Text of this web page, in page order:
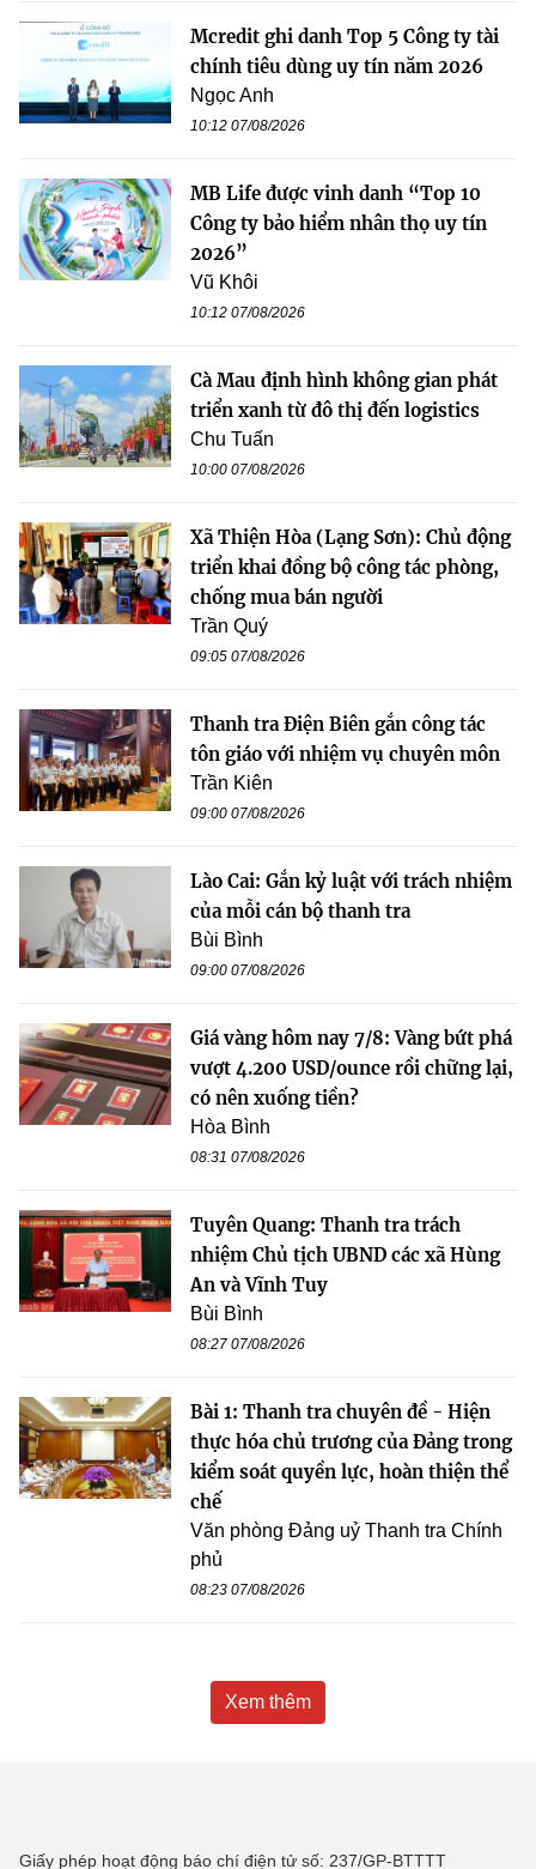
Mcredit ghi danh Top 5 Công ty tài
chính tiêu dùng uy tín năm 2026
Ngọc Anh
10:12 07/08/2026
MB Life được vinh danh “Top 10
Công ty bảo hiểm nhân thọ uy tín
2026”
Vũ Khôi
10:12 07/08/2026
Cà Mau định hình không gian phát
triển xanh từ đô thị đến logistics
Chu Tuấn
10:00 07/08/2026
Xã Thiện Hòa (Lạng Sơn): Chủ động
triển khai đồng bộ công tác phòng,
chống mua bán người
Trần Quý
09:05 07/08/2026
Thanh tra Điện Biên gắn công tác
tôn giáo với nhiệm vụ chuyên môn
Trần Kiên
09:00 07/08/2026
Lào Cai: Gắn kỷ luật với trách nhiệm
của mỗi cán bộ thanh tra
Bùi Bình
09:00 07/08/2026
Giá vàng hôm nay 7/8: Vàng bứt phá
vượt 4.200 USD/ounce rồi chững lại,
có nên xuống tiền?
Hòa Bình
08:31 07/08/2026
Tuyên Quang: Thanh tra trách
nhiệm Chủ tịch UBND các xã Hùng
An và Vĩnh Tuy
Bùi Bình
08:27 07/08/2026
Bài 1: Thanh tra chuyên đề - Hiện
thực hóa chủ trương của Đảng trong
kiểm soát quyền lực, hoàn thiện thể
chế
Văn phòng Đảng uỷ Thanh tra Chính
phủ
08:23 07/08/2026
Xem thêm
Giấy phép hoạt động báo chí điện tử số: 237/GP-BTTTT